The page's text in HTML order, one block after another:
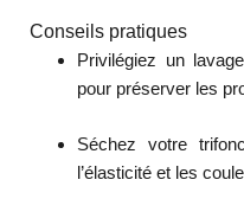
Conseils pratiques
Privilégiez un
pour préserver les
Séchez votre
l’élasticité et les